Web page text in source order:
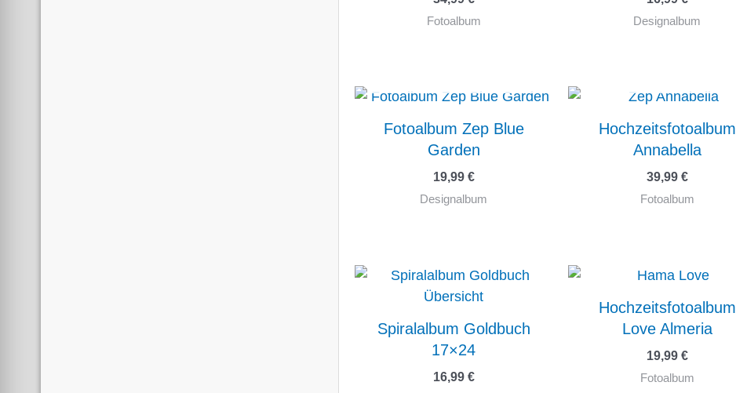
Fotoalbum Designalbum
Fotoalbum Zep Blue
Garden
19,99 €
Designalbum
Hochzeitsfotoalbum
Annabella
39,99 €
Fotoalbum
Spiralalbum Goldbuch
17×24
16,99 €
Hochzeitsfotoalbum
Love Almeria
19,99 €
Fotoalbum